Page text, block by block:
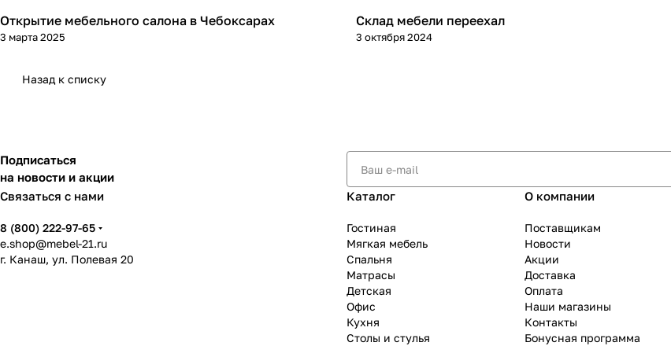
Открытие мебельного салона в Чебоксарах
3 марта 2025
Склад мебели переехал
3 октября 2024
Назад к списку
Подписаться
на новости и акции
Связаться с нами
8 (800) 222-97-65
e.shop@mebel-21.ru
г. Канаш, ул. Полевая 20
Каталог
Гостиная
Мягкая мебель
Спальня
Матрасы
Детская
Офис
Кухня
Столы и стулья
О компании
Поставщикам
Новости
Акции
Доставка
Оплата
Наши магазины
Контакты
Бонусная программа